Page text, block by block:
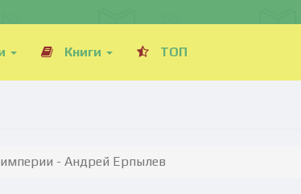
Книги ТОП
- Андрей Ерпылев